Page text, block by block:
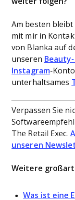
Am besten
mit mir in
von Blanka auf
unseren
Instagram-
unterhaltsames
Verpassen Sie
The Retail Exec.
unseren
Weitere
Was ist eine